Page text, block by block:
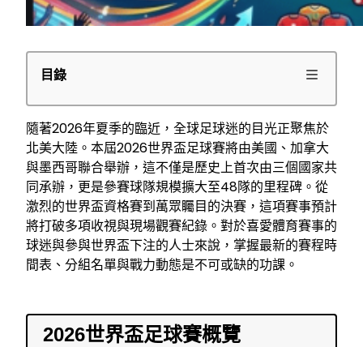
目錄
隨著2026年夏季的臨近，全球足球迷的目光正聚焦於
北美大陸。本屆2026世界盃足球賽將由美國、加拿大
與墨西哥聯合舉辦，這不僅是歷史上首次由三個國家共
同承辦，更是參賽球隊規模擴大至48隊的里程碑。從
激烈的世界盃資格賽到萬眾矚目的決賽，這項賽事預計
將打破多項收視與現場觀賽紀錄。對於喜愛體育賽事的
球迷與參與世界盃下注的人士來說，掌握最新的賽程時
間表、分組名單與戰力動態是不可或缺的功課。
2026世界盃足球賽概覽